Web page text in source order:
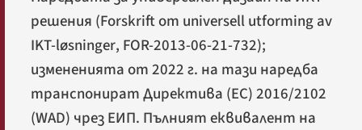
решения (Forskrift om universell utforming av
IKT-løsninger, FOR-2013-06-21-732);
измененията от 2022 г. на тази наредба
транспонират Директива (ЕС) 2016/2102
(WAD) чрез ЕИП. Пълният еквивалент на